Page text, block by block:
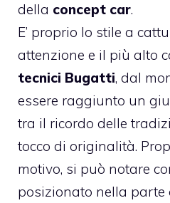
della concept car.
E’ proprio lo stile a
attenzione e il più alto
tecnici Bugatti, dal
essere raggiunto un
tra il ricordo delle
tocco di originalità.
motivo, si può notare
posizionato nella parte